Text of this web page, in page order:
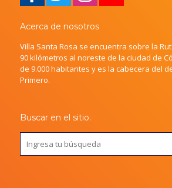
Acerca de nosotros
Villa Santa Rosa se encuentra sobre la
90 kilómetros al noreste de la ciudad de
de 9.000 habitantes y es la cabecera del
Primero.
Buscar en el sitio.